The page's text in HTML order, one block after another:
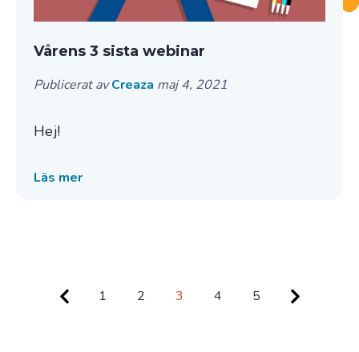
Vårens 3 sista webinar
Publicerat avCreaza maj 4, 2021
Hej!
Läs mer
1 2 3 4 5